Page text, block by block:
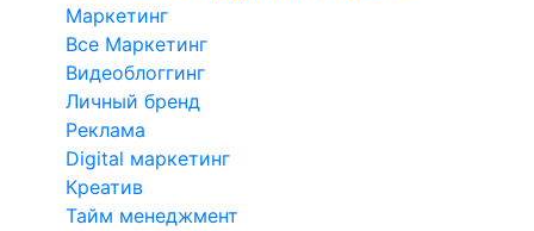
Маркетинг
Все Маркетинг
Видеоблоггинг
Личный бренд
Реклама
Digital маркетинг
Креатив
Тайм менеджмент